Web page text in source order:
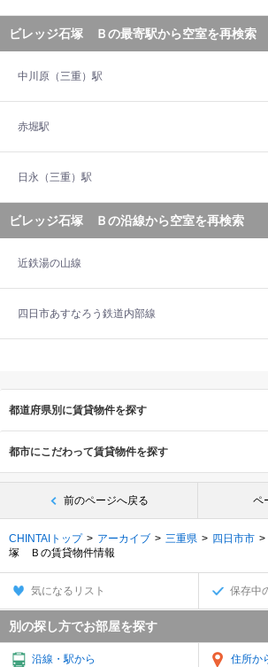
ビレッジ石塚 Ｂの最寄駅から空室を再検索
中川原（三重）駅
赤堀駅
日永（三重）駅
ビレッジ石塚 Ｂの沿線から空室を再検索
近鉄湯の山線
四日市あすなろう鉄道内部線
都道府県別に賃貸物件を探す
都市にこだわって賃貸物件を探す
前のページへ戻る ペ
CHINTAIトップ アーカイブ 三重県 四日市市
塚 Ｂの賃貸物件情報
気になるリスト 保存中
別の探し方でお部屋を探す
沿線・駅から 住所か